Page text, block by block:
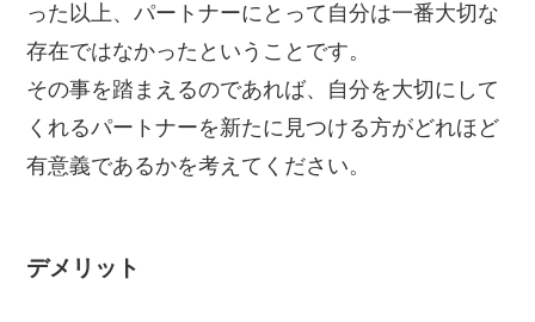
った以上、パートナーにとって自分は一番大切な
存在ではなかったということです。
その事を踏まえるのであれば、自分を大切にして
くれるパートナーを新たに見つける方がどれほど
有意義であるかを考えてください。
デメリット